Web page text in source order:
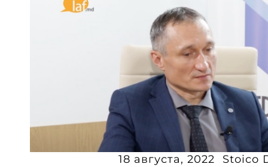
18 августа, 2022
Stoico